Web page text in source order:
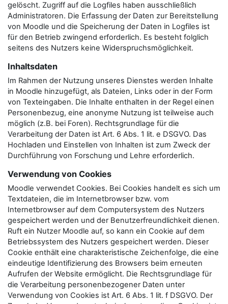
gelöscht. Zugriff auf die Logfiles haben ausschließlich
Administratoren. Die Erfassung der Daten zur Bereitstellung
von Moodle und die Speicherung der Daten in Logfiles ist
für den Betrieb zwingend erforderlich. Es besteht folglich
seitens des Nutzers keine Widerspruchsmöglichkeit.
Inhaltsdaten
Im Rahmen der Nutzung unseres Dienstes werden Inhalte
in Moodle hinzugefügt, als Dateien, Links oder in der Form
von Texteingaben. Die Inhalte enthalten in der Regel einen
Personenbezug, eine anonyme Nutzung ist teilweise auch
möglich (z.B. bei Foren). Rechtsgrundlage für die
Verarbeitung der Daten ist Art. 6 Abs. 1 lit. e DSGVO. Das
Hochladen und Einstellen von Inhalten ist zum Zweck der
Durchführung von Forschung und Lehre erforderlich.
Verwendung von Cookies
Moodle verwendet Cookies. Bei Cookies handelt es sich um
Textdateien, die im Internetbrowser bzw. vom
Internetbrowser auf dem Computersystem des Nutzers
gespeichert werden und der Benutzerfreundlichkeit dienen.
Ruft ein Nutzer Moodle auf, so kann ein Cookie auf dem
Betriebssystem des Nutzers gespeichert werden. Dieser
Cookie enthält eine charakteristische Zeichenfolge, die eine
eindeutige Identifizierung des Browsers beim erneuten
Aufrufen der Website ermöglicht. Die Rechtsgrundlage für
die Verarbeitung personenbezogener Daten unter
Verwendung von Cookies ist Art. 6 Abs. 1 lit. f DSGVO. Der